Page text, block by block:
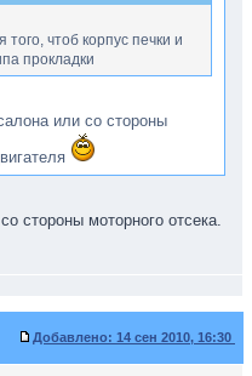
чтоб корпус печки и
прокладки
или со стороны
стороны моторного отсека.
Добавлено: 14 сен 2010, 16:30